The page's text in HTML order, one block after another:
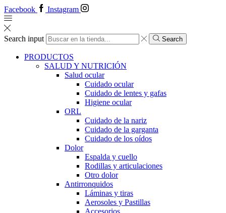
Facebook Instagram
Search input Search
PRODUCTOS
SALUD Y NUTRICIÓN
Salud ocular
Cuidado ocular
Cuidado de lentes y gafas
Higiene ocular
ORL
​​Cuidado de la nariz
​​Cuidado de la garganta
​​Cuidado de los oídos
Dolor
Espalda y cuello
Rodillas y articulaciones
Otro dolor
Antirronquidos
Láminas y tiras
Aerosoles y Pastillas